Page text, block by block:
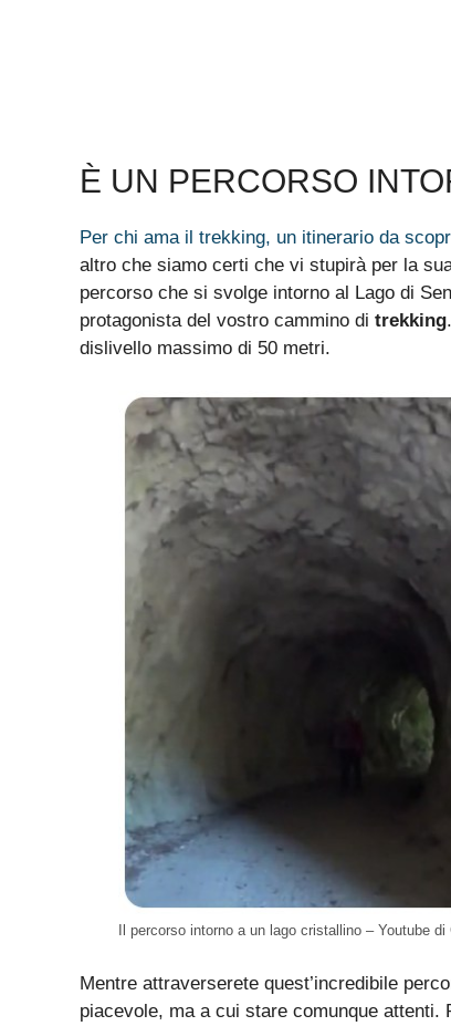
È UN PERCORSO
Per chi ama il trekking, un itinerario da
altro che siamo certi che vi stupirà per la
percorso che si svolge intorno al Lago di
protagonista del vostro cammino di trekking
dislivello massimo di 50 metri.
Il percorso intorno a un lago cristallino – Youtube
Mentre attraverserete quest’incredibile
piacevole, ma a cui stare comunque